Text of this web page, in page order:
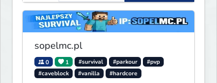
sopelmc.pl
0 1 #survival #parkour
#pvp
#caveblock
#vanilla #hardcore